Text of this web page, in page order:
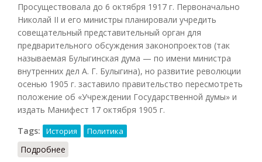
Просуществовала до 6 октября 1917 г. Первоначально
Николай II и его министры планировали учредить
совещательный представительный орган для
предварительного обсуждения законопроектов (так
называемая Булыгинская дума — по имени министра
внутренних дел А. Г. Булыгина), но развитие революции
осенью 1905 г. заставило правительство пересмотреть
положение об «Учреждении Государственной думы» и
издать Манифест 17 октября 1905 г.
Tags:
История Политика
Подробнее